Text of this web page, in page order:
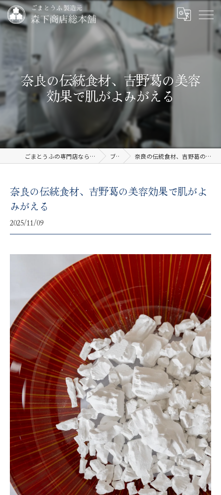
奈良の伝統食材、吉野葛の美容
効果で肌がよみがえる
ごまとうふの専門店なら有限会社森下商店総本舗 ブログ 奈良の伝統食材、吉野葛の美容効果で肌がよみがえる
奈良の伝統食材、吉野葛の美容効果で肌がよ
みがえる
2025/11/09